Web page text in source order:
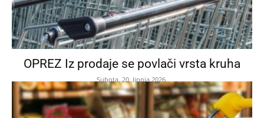
OPREZ Iz prodaje se povlači vrsta kruha
Subota, 20. lipnja 2026.